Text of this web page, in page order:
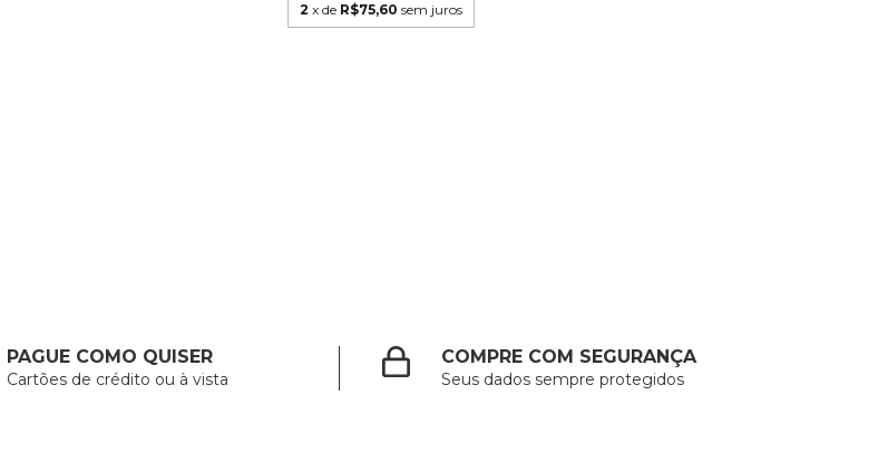
2 x de R$75,60 sem juros
PAGUE COMO QUISER
Cartões de crédito ou à vista
COMPRE COM SEGURANÇA
Seus dados sempre protegidos